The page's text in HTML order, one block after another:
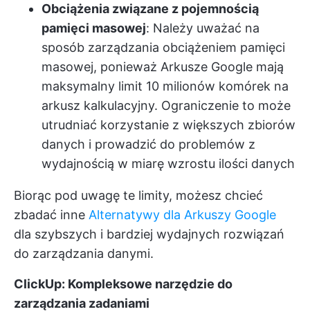
Obciążenia związane z pojemnością
pamięci masowej: Należy uważać na
sposób zarządzania obciążeniem pamięci
masowej, ponieważ Arkusze Google mają
maksymalny limit 10 milionów komórek na
arkusz kalkulacyjny. Ograniczenie to może
utrudniać korzystanie z większych zbiorów
danych i prowadzić do problemów z
wydajnością w miarę wzrostu ilości danych
Biorąc pod uwagę te limity, możesz chcieć
zbadać inne Alternatywy dla Arkuszy Google
dla szybszych i bardziej wydajnych rozwiązań
do zarządzania danymi.
ClickUp: Kompleksowe narzędzie do
zarządzania zadaniami